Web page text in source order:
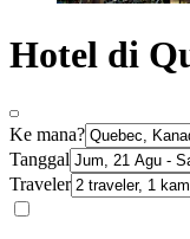
Hotel di
Ke mana?
Tanggal
Traveler